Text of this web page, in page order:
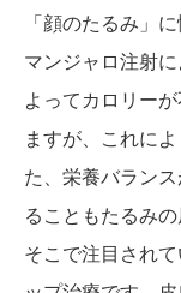
「顔のたるみ」
マンジャロ注射
よってカロリー
ますが、これに
た、栄養バラン
ることもたるみの
そこで注目され